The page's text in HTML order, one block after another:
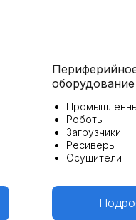
оборудование
Роботы
Загрузчики
Ресиверы
Осушители